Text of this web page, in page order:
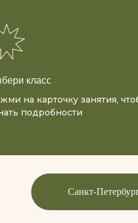
класс
на карточку занятия,
подробности
Санкт-